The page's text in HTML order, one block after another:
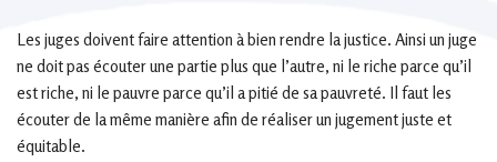
Les juges doivent faire attention à bien rendre la justice. Ainsi un juge
ne doit pas écouter une partie plus que l’autre, ni le riche parce qu’il
est riche, ni le pauvre parce qu’il a pitié de sa pauvreté. Il faut les
écouter de la même manière afin de réaliser un jugement juste et
équitable.